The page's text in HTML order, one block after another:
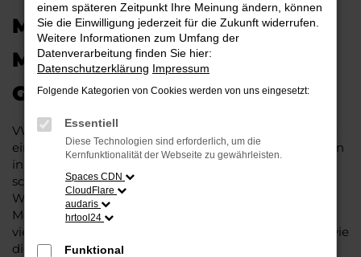
MIT RABATT DURCH BERLIN
MIT DEM VW UP!
GEBRAUCHTWAGEN
VW up! Gebrauchtwagen liegen im Trend und das hat
einen vergleichsweise einfachen Grund. Ob für Fahrten
in und um Berlin oder längere Strecken: es existieren
schlichtweg kaum Fahrzeuge, die diesem Modell das
Wasser reichen können. Die Qualität steht in jeder
Modellgeneration außer Frage. Hinzu kommen die
vielfältigen Möglichkeiten einer Individualisierung sowie
die zahlreichen Assistenzsysteme. Ein VW up!
einem späteren Zeitpunkt Ihre Meinung ändern, können
Sie die Einwilligung jederzeit für die Zukunft widerrufen.
Weitere Informationen zum Umfang der
Datenverarbeitung finden Sie hier:
Datenschutzerklärung Impressum
Folgende Kategorien von Cookies werden von uns eingesetzt:
Essentiell
Diese Technologien sind erforderlich, um die
Kernfunktionalität der Webseite zu gewährleisten.
Spaces CDN
CloudFlare
audaris
hrtool24
Funktional